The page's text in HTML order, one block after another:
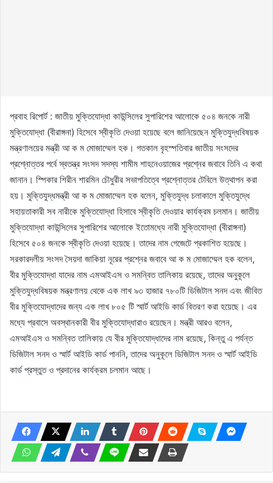
প্রবাহ রিপোর্ট : জাতীয় মুক্তিযোদ্ধা কাউন্সিলের সুপারিশের আলোকে ৫০৪ জনকে নারী
মুক্তিযোদ্ধা (বীরাঙ্গনা) হিসেবে স্বীকৃতি দেওয়া হয়েছে বলে জানিয়েছেন মুক্তিযুদ্ধবিষয়ক
মন্ত্রণালয়ের মন্ত্রী আ ক ম মোজাম্মেল হক। গতকাল বৃহস্পতিবার জাতীয় সংসদের
প্রশ্নোত্তর পর্বে স্বতন্ত্র সংসদ সদস্য শামীম শাহনেওয়াজের প্রশ্নের জবাবে তিনি এ কথা
জানান। স্পিকার শিরীন শারমিন চৌধুরীর সভাপতিত্বে প্রশ্নোত্তর টেবিলে উত্থাপন করা
হয়। মুক্তিযুদ্ধমন্ত্রী আ ক ম মোজাম্মেল হক বলেন, মুক্তিযুদ্ধ চলাকালে মুক্তিযুদ্ধে
সহায়তাকারী সব নারীকে মুক্তিযোদ্ধা হিসাবে স্বীকৃতি দেওয়ার কার্যক্রম চলমান। জাতীয়
মুক্তিযোদ্ধা কাউন্সিলের সুপারিশের আলোকে ইতোমধ্যে নারী মুক্তিযোদ্ধা (বীরাঙ্গনা)
হিসেবে ৫০৪ জনকে স্বীকৃতি দেওয়া হয়েছে। তাদের নাম গেজেটে প্রকাশিত হয়েছে।
সরকারদলীয় সংসদ সৈয়দা জাকিয়া নূরের প্রশ্নের জবাবে আ ক ম মোজাম্মেল হক বলেন,
বীর মুক্তিযোদ্ধা যাদের নাম এমআইএস ও সমন্বিত তালিকায় রয়েছে, তাদের অনুকূলে
মুক্তিযুদ্ধবিষয়ক মন্ত্রণালয় থেকে এক লাখ ৯৩ হাজার ৭৮০টি ডিজিটাল সনদ এবং জীবিত
বীর মুক্তিযোদ্ধাদের জন্য এক লাখ ৮০৫ টি স্মার্ট আইডি কার্ড বিতরণ করা হয়েছে। এর
মধ্যে প্রবাসে অবস্থানকারী বীর মুক্তিযোদ্ধারাও রয়েছেন। মন্ত্রী আরও বলেন,
এমআইএস ও সমন্বিত তালিকায় যে বীর মুক্তিযোদ্ধাদের নাম রয়েছে, কিন্তু এ পর্যন্ত
ডিজিটাল সনদ ও স্মার্ট আইডি কার্ড পাননি, তাদের অনুকূলে ডিজিটাল সনদ ও স্মার্ট আইডি
কার্ড প্রস্তুত ও প্রদানের কার্যক্রম চলমান আছে।